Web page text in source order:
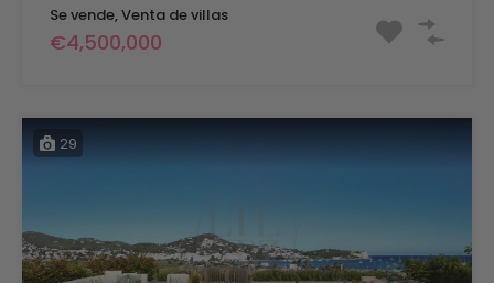
Se vende, Venta de villas
€4,500,000
29